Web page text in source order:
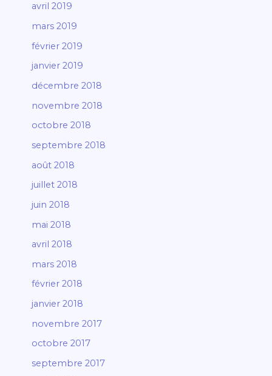
avril 2019
mars 2019
février 2019
janvier 2019
décembre 2018
novembre 2018
octobre 2018
septembre 2018
août 2018
juillet 2018
juin 2018
mai 2018
avril 2018
mars 2018
février 2018
janvier 2018
novembre 2017
octobre 2017
septembre 2017